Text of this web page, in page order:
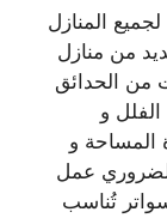
لجميع المنازل
من منازل
من الحدائق
و
المساحة و
عمل
تُناسب